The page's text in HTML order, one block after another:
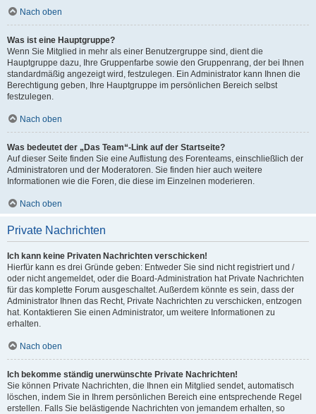
Nach oben
Was ist eine Hauptgruppe?
Wenn Sie Mitglied in mehr als einer Benutzergruppe sind, dient die
Hauptgruppe dazu, Ihre Gruppenfarbe sowie den Gruppenrang, der bei Ihnen
standardmäßig angezeigt wird, festzulegen. Ein Administrator kann Ihnen die
Berechtigung geben, Ihre Hauptgruppe im persönlichen Bereich selbst
festzulegen.
Nach oben
Was bedeutet der „Das Team“-Link auf der Startseite?
Auf dieser Seite finden Sie eine Auflistung des Forenteams, einschließlich der
Administratoren und der Moderatoren. Sie finden hier auch weitere
Informationen wie die Foren, die diese im Einzelnen moderieren.
Nach oben
Private Nachrichten
Ich kann keine Privaten Nachrichten verschicken!
Hierfür kann es drei Gründe geben: Entweder Sie sind nicht registriert und /
oder nicht angemeldet, oder die Board-Administration hat Private Nachrichten
für das komplette Forum ausgeschaltet. Außerdem könnte es sein, dass der
Administrator Ihnen das Recht, Private Nachrichten zu verschicken, entzogen
hat. Kontaktieren Sie einen Administrator, um weitere Informationen zu
erhalten.
Nach oben
Ich bekomme ständig unerwünschte Private Nachrichten!
Sie können Private Nachrichten, die Ihnen ein Mitglied sendet, automatisch
löschen, indem Sie in Ihrem persönlichen Bereich eine entsprechende Regel
erstellen. Falls Sie belästigende Nachrichten von jemandem erhalten, so